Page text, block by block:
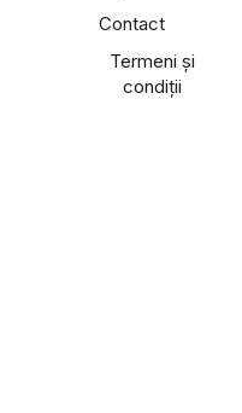
Contact
Termeni și
condiții